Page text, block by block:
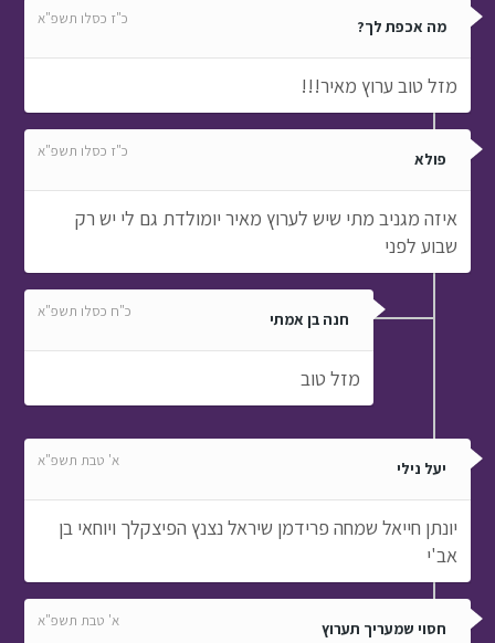
מה אכפת לך? כ"ז כסלו תשפ"א
מזל טוב ערוץ מאיר!!!
פולא כ"ז כסלו תשפ"א
איזה מגניב מתי שיש לערוץ מאיר יומולדת גם לי יש רק
שבוע לפני
חנה בן אמתי כ"ח כסלו תשפ"א
מזל טוב
יעל נילי א' טבת תשפ"א
יונתן חייאל שמחה פרידמן שיראל נצנץ הפיצקלך ויוחאי בן
אב'י
חסוי שמעריך תערוץ א' טבת תשפ"א